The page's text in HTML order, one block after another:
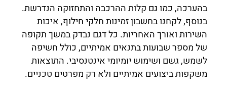
בהערכה, כמו גם קלות ההרכבה והתחזוקה הנדרשת.
בנוסף, לקחנו בחשבון זמינות חלקי חילוף, איכות
השירות ואורך האחריות. כל דגם נבדק במשך תקופה
של מספר שבועות בתנאים אמיתיים, כולל חשיפה
לשמש, גשם ושימוש יומיומי אינטנסיבי. התוצאות
משקפות ביצועים אמיתיים ולא רק מפרטים טכניים.